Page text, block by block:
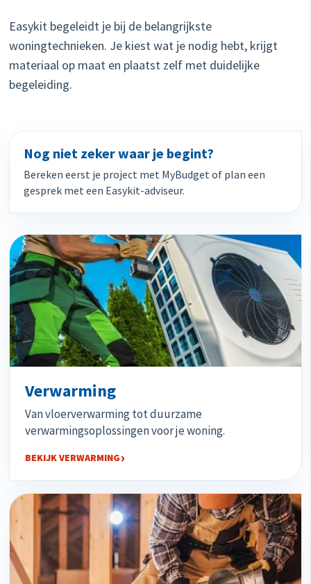
Easykit begeleidt je bij de belangrijkste
woningtechnieken. Je kiest wat je nodig hebt, krijgt
materiaal op maat en plaatst zelf met duidelijke
begeleiding.
Nog niet zeker waar je begint?
Bereken eerst je project met MyBudget of plan een
gesprek met een Easykit-adviseur.
Verwarming
Van vloerverwarming tot duurzame
verwarmingsoplossingen voor je woning.
BEKIJK VERWARMING